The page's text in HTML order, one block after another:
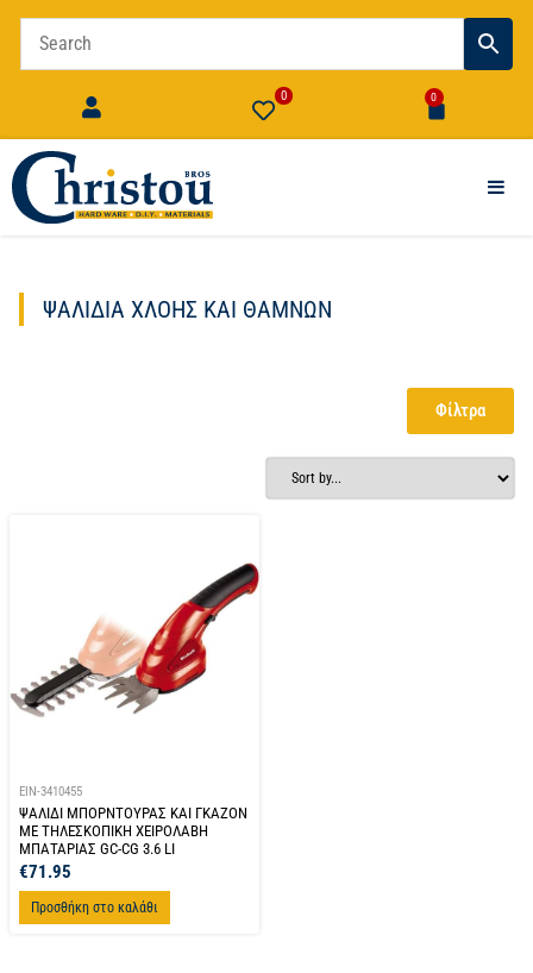
0 0
ΨΑΛΊΔΙΑ ΧΛΌΗΣ ΚΑΙ ΘΆΜΝΩΝ
Φίλτρα
EIN-3410455
ΨΑΛΙΔΙ ΜΠΟΡΝΤΟΥΡΑΣ ΚΑΙ ΓΚΑΖΟΝ
ΜΕ ΤΗΛΕΣΚΟΠΙΚΗ ΧΕΙΡΟΛΑΒΗ
ΜΠΑΤΑΡΙΑΣ GC-CG 3.6 LI
€71.95
Προσθήκη στο καλάθι